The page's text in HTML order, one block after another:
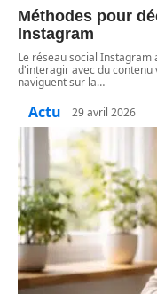
Méthodes pour
Instagram
Le réseau social
d'interagir avec du contenu
naviguent sur la…
Actu 29 avril 2026